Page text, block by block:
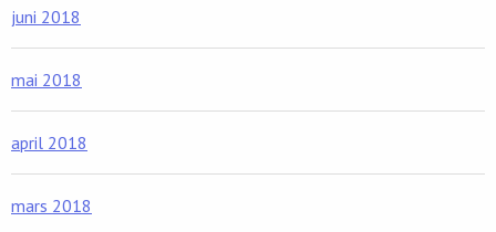
juni 2018
mai 2018
april 2018
mars 2018